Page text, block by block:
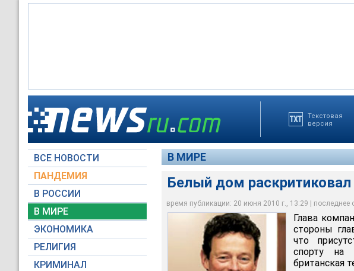
Текстовая
версия
ВСЕ НОВОСТИ
ПАНДЕМИЯ
В РОССИИ
В МИРЕ
ЭКОНОМИКА
РЕЛИГИЯ
КРИМИНАЛ
В МИРЕ
Белый дом раскритиковал
время публикации: 20 июня 2010 г., 13:29 | последнее
Глава компании BP Тони Хейворд
администрации президента США за то,
парусному спорту на юге Англии
bp.com
Глава
стороны
что
спорту на
британская